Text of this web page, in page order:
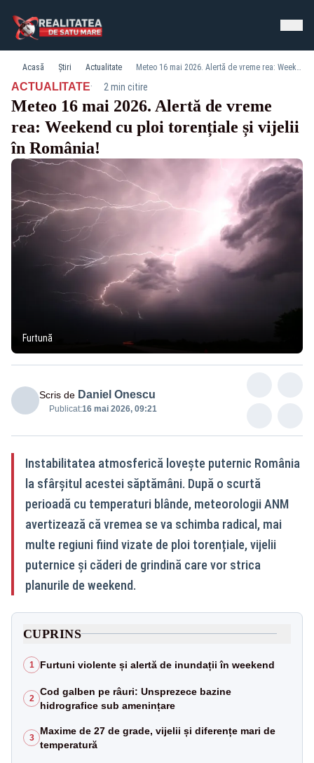
Acasă Știri Actualitate Meteo 16 mai 2026. Alertă de vreme rea: Weekend cu ploi torențiale și vijelii în România!
ACTUALITATE· 2 min citire
Meteo 16 mai 2026. Alertă de vreme
rea: Weekend cu ploi torențiale și vijelii
în România!
Furtună
Scris de Daniel Onescu
Publicat:16 mai 2026, 09:21
Instabilitatea atmosferică lovește puternic România
la sfârșitul acestei săptămâni. După o scurtă
perioadă cu temperaturi blânde, meteorologii ANM
avertizează că vremea se va schimba radical, mai
multe regiuni fiind vizate de ploi torențiale, vijelii
puternice și căderi de grindină care vor strica
planurile de weekend.
CUPRINS
1 Furtuni violente și alertă de inundații în weekend
2
Cod galben pe râuri: Unsprezece bazine
hidrografice sub amenințare
3
Maxime de 27 de grade, vijelii și diferențe mari de
temperatură